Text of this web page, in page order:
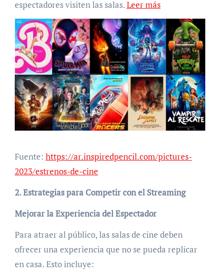
espectadores visiten las salas.Leer más
Fuente: https://ar.inspiredpencil.com/pictures-
2023/estrenos-de-cine
2. Estrategias para Competir con el Streaming
Mejorar la Experiencia del Espectador
Para atraer al público, las salas de cine deben
ofrecer una experiencia que no se pueda replicar
en casa. Esto incluye: